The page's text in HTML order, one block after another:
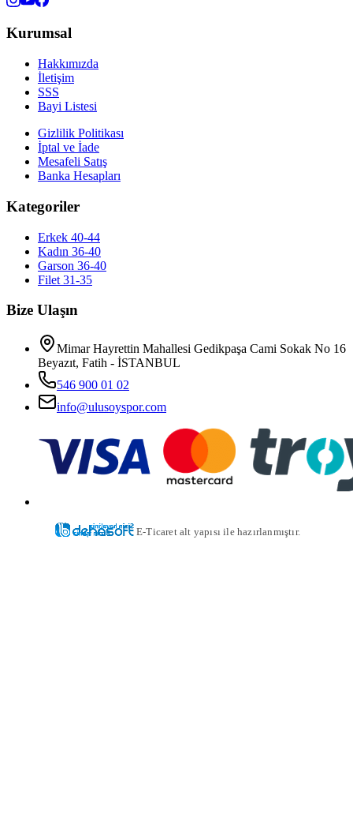
Kurumsal
Hakkımızda
İletişim
SSS
Bayi Listesi
Gizlilik Politikası
İptal ve İade
Mesafeli Satış
Banka Hesapları
Kategoriler
Erkek 40-44
Kadın 36-40
Garson 36-40
Filet 31-35
Bize Ulaşın
Mimar Hayrettin Mahallesi Gedikpaşa Cami Sokak No 16
Beyazıt, Fatih - İSTANBUL
546 900 01 02
info@ulusoyspor.com
E-Ticaret alt yapısı ile hazırlanmıştır.